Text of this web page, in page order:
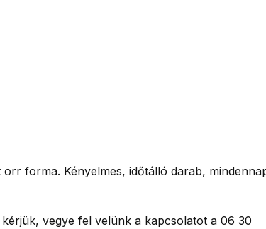
forma. Kényelmes, időtálló darab,
vegye fel velünk a kapcsolatot a 06 30